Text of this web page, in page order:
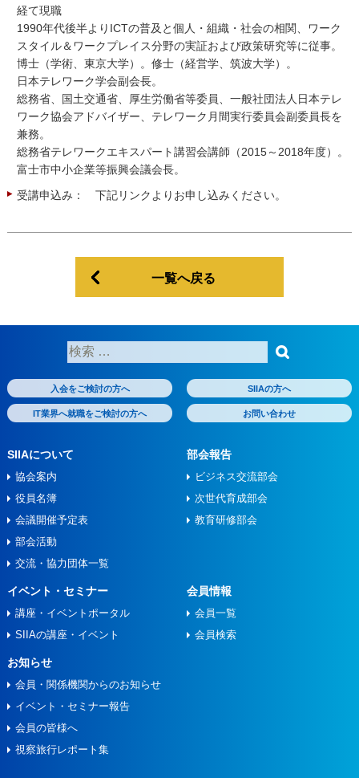
経て現職
1990年代後半よりICTの普及と個人・組織・社会の相関、ワーク
スタイル＆ワークプレイス分野の実証および政策研究等に従事。
博士（学術、東京大学）。修士（経営学、筑波大学）。
日本テレワーク学会副会長。
総務省、国土交通省、厚生労働省等委員、一般社団法人日本テレ
ワーク協会アドバイザー、テレワーク月間実行委員会副委員長を
兼務。
総務省テレワークエキスパート講習会講師（2015～2018年度）。
富士市中小企業等振興会議会長。
受講申込み： 下記リンクよりお申し込みください。
一覧へ戻る
入会をご検討の方へ SIIAの方へ
IT業界へ就職をご検討の方へ お問い合わせ
SIIAについて
協会案内
役員名簿
会議開催予定表
部会活動
交流・協力団体一覧
部会報告
ビジネス交流部会
次世代育成部会
教育研修部会
イベント・セミナー
講座・イベントポータル
SIIAの講座・イベント
会員情報
会員一覧
会員検索
お知らせ
会員・関係機関からのお知らせ
イベント・セミナー報告
会員の皆様へ
視察旅⾏レポート集